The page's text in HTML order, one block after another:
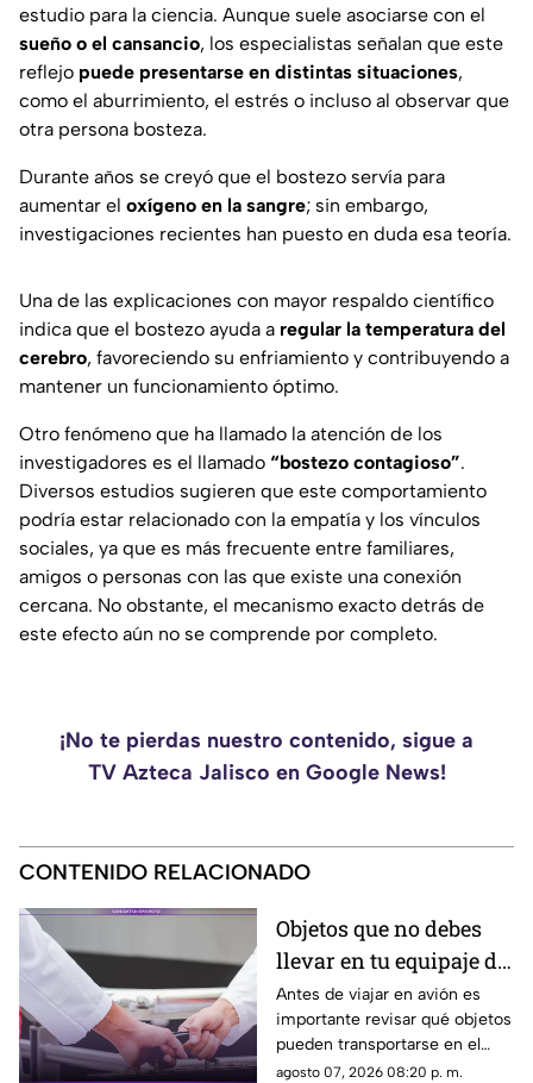
estudio para la ciencia. Aunque suele asociarse con el
sueño o el cansancio, los especialistas señalan que este
reflejo puede presentarse en distintas situaciones,
como el aburrimiento, el estrés o incluso al observar que
otra persona bosteza.
Durante años se creyó que el bostezo servía para
aumentar el oxígeno en la sangre; sin embargo,
investigaciones recientes han puesto en duda esa teoría.
Una de las explicaciones con mayor respaldo científico
indica que el bostezo ayuda a regular la temperatura del
cerebro, favoreciendo su enfriamiento y contribuyendo a
mantener un funcionamiento óptimo.
Otro fenómeno que ha llamado la atención de los
investigadores es el llamado “bostezo contagioso”.
Diversos estudios sugieren que este comportamiento
podría estar relacionado con la empatía y los vínculos
sociales, ya que es más frecuente entre familiares,
amigos o personas con las que existe una conexión
cercana. No obstante, el mecanismo exacto detrás de
este efecto aún no se comprende por completo.
¡No te pierdas nuestro contenido, sigue a
TV Azteca Jalisco en Google News!
CONTENIDO RELACIONADO
Objetos que no debes
llevar en tu equipaje de
mano y podrían
quitarte en el
aeropuerto
Antes de viajar en avión es
importante revisar qué objetos
pueden transportarse en el
equipaje de mano, ya que
agosto 07, 2026 08:20 p. m.